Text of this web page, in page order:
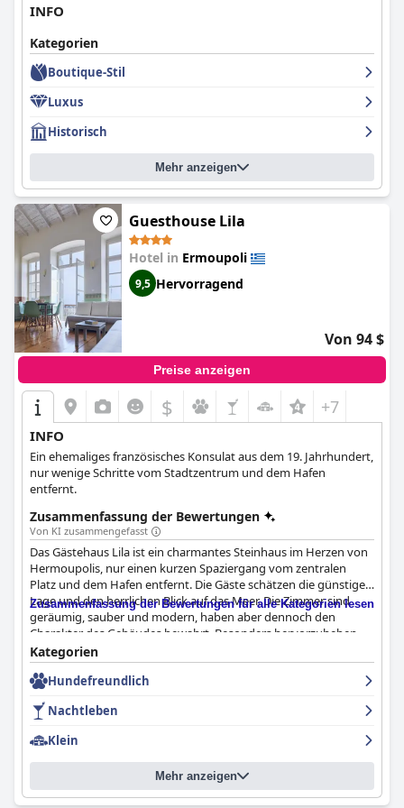
INFO
Kategorien
Boutique-Stil
Luxus
Historisch
Mehr anzeigen
Guesthouse Lila
Hotel in Ermoupoli
9,5 Hervorragend
Von 94 $
Preise anzeigen
$ +7
INFO
Ein ehemaliges französisches Konsulat aus dem 19. Jahrhundert,
nur wenige Schritte vom Stadtzentrum und dem Hafen
entfernt.
Zusammenfassung der Bewertungen
Von KI zusammengefasst
Das Gästehaus Lila ist ein charmantes Steinhaus im Herzen von
Hermoupolis, nur einen kurzen Spaziergang vom zentralen
Platz und dem Hafen entfernt. Die Gäste schätzen die günstige
Lage und den herrlichen Blick auf das Meer. Die Zimmer sind
geräumig, sauber und modern, haben aber dennoch den
Charakter des Gebäudes bewahrt. Besonders hervorzuheben
sind die Bäder, von denen einige als sehr geräumig beschrieben
werden. Das Hotel wird für seine Sauberkeit hoch gelobt und
von den Gästen durchweg als "extrem sauber" und "sehr
sauber" bezeichnet. Die Besitzer, Lila und Dimitris, sind
warmherzige und einladende Gastgeber, die sich mehr als nur
Gäste schwärmen von dem ausgezeichneten Service und der
persönlichen Note, und viele fühlen sich während ihres
Aufenthalts wie eine Familie. Insgesamt erfüllt das
Lilaalle Erwartungen und ist eine gute Wahl für alle, die einen
Zusammenfassung der Bewertungen für alle Kategorien lesen
Kategorien
Hundefreundlich
Nachtleben
Klein
Mehr anzeigen